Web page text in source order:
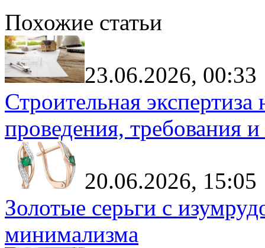
Похожие статьи
23.06.2026, 00:33
Строительная
проведения, требования
20.06.2026, 15:05
Золотые серьги с
минимализма